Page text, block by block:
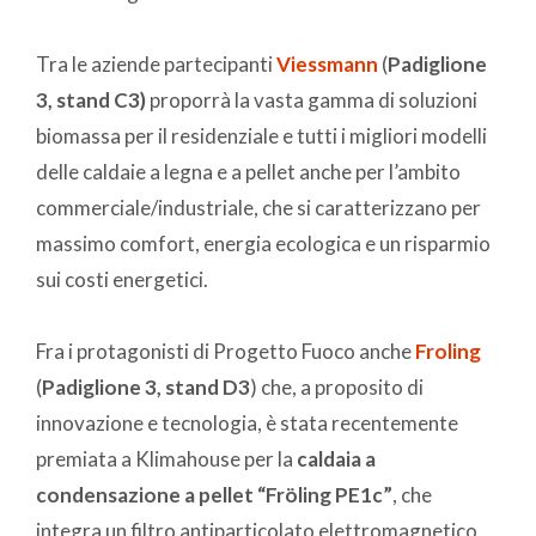
Tra le aziende partecipantiViessmann (Padiglione
3, stand C3)proporrà la vasta gamma di soluzioni
biomassa per il residenziale e tutti i migliori modelli
delle caldaie a legna e a pellet anche per l’ambito
commerciale/industriale, che si caratterizzano per
massimo comfort, energia ecologica e un risparmio
sui costi energetici.
Fra i protagonisti di Progetto Fuoco ancheFroling
(Padiglione 3, stand D3) che, a proposito di
innovazione e tecnologia, è stata recentemente
premiata a Klimahouse per la caldaia a
condensazione a pellet “FrölingPE1c”, che
integra un filtro antiparticolato elettromagnetico